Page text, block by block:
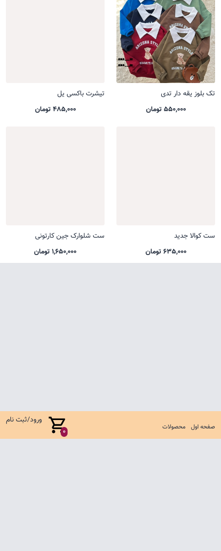
صفحه اول محصولات 0
ورود/ثبت نام
تک بلوز یقه دار تدی
550,000 تومان
تیشرت باکسی یل
485,000 تومان
ست کوالا جدید
635,000 تومان
ست شلوارک جین کارتونی
1,650,000 تومان